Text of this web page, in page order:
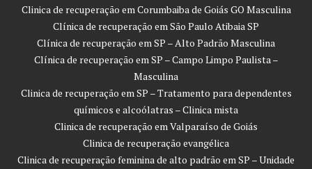
Clinica de recuperação em Corumbaiba de Goiás GO Masculina
Clínica de recuperação em São Paulo Atibaia SP
Clínica de recuperação em SP – Alto Padrão Masculina
Clínica de recuperação em SP – Campo Limpo Paulista –
Masculina
Clinica de recuperação em SP – Tratamento para dependentes
químicos e alcoólatras – Clinica mista
Clinica de recuperação em Valparaíso de Goiás
Clinica de recuperação evangélica
Clinica de recuperação feminina de alto padrão em SP – Unidade